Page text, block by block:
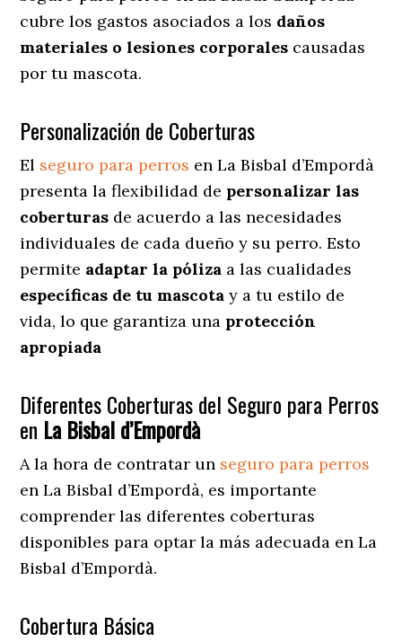
cubre los gastos asociados a los daños
materiales o lesiones corporales causadas
por tu mascota.
Personalización de Coberturas
El seguro para perros en La Bisbal d’Empordà
presenta la flexibilidad de personalizar las
coberturas de acuerdo a las necesidades
individuales de cada dueño y su perro. Esto
permite adaptar la póliza a las cualidades
específicas de tu mascota y a tu estilo de
vida, lo que garantiza una protección
apropiada
Diferentes Coberturas del Seguro para Perros
en La Bisbal d’Empordà
A la hora de contratar un seguro para perros
en La Bisbal d’Empordà, es importante
comprender las diferentes coberturas
disponibles para optar la más adecuada en La
Bisbal d’Empordà.
Cobertura Básica